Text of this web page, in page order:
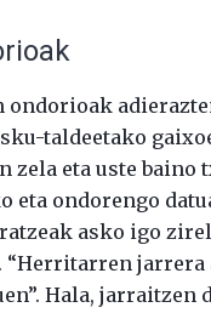
taldeetako
zela eta uste
eta ondorengo
asko igo
“Herritarren
Hala, jarraitzen